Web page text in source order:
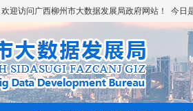
欢迎访问广西柳州市大数据发展局政府网站！ 今日